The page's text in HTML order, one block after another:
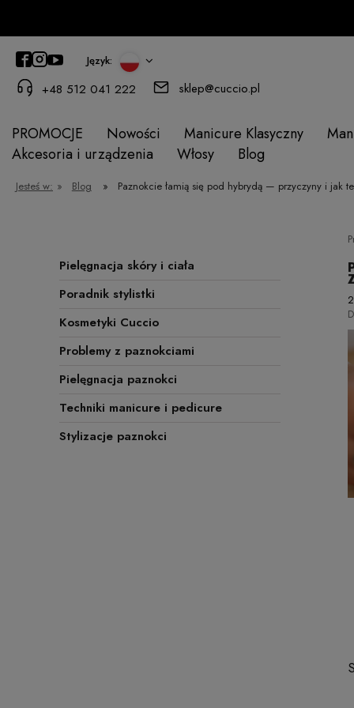
Język:
+48 512 041 222 sklep@cuccio.pl
PROMOCJE Nowości Manicure Klasyczny
Akcesoria i urządzenia
Włosy Blog
Jesteś w: » Blog » Paznokcie łamią się pod hybrydą — przyczyny i jak
Pielęgnacja skóry i ciała
Poradnik stylistki
Kosmetyki Cuccio
Problemy z paznokciami
Pielęgnacja paznokci
Techniki manicure i pedicure
Stylizacje paznokci